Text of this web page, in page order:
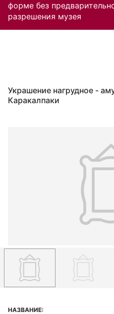
форме без
разрешения музея
Украшение нагрудное -
Каракалпаки
НАЗВАНИЕ: